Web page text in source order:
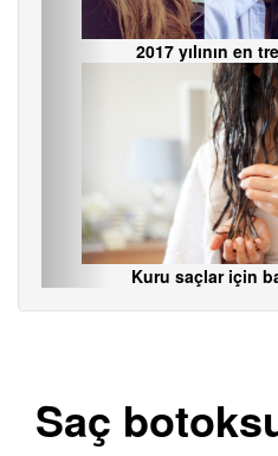
2017 yılının en
Kuru saçlar için
Saç